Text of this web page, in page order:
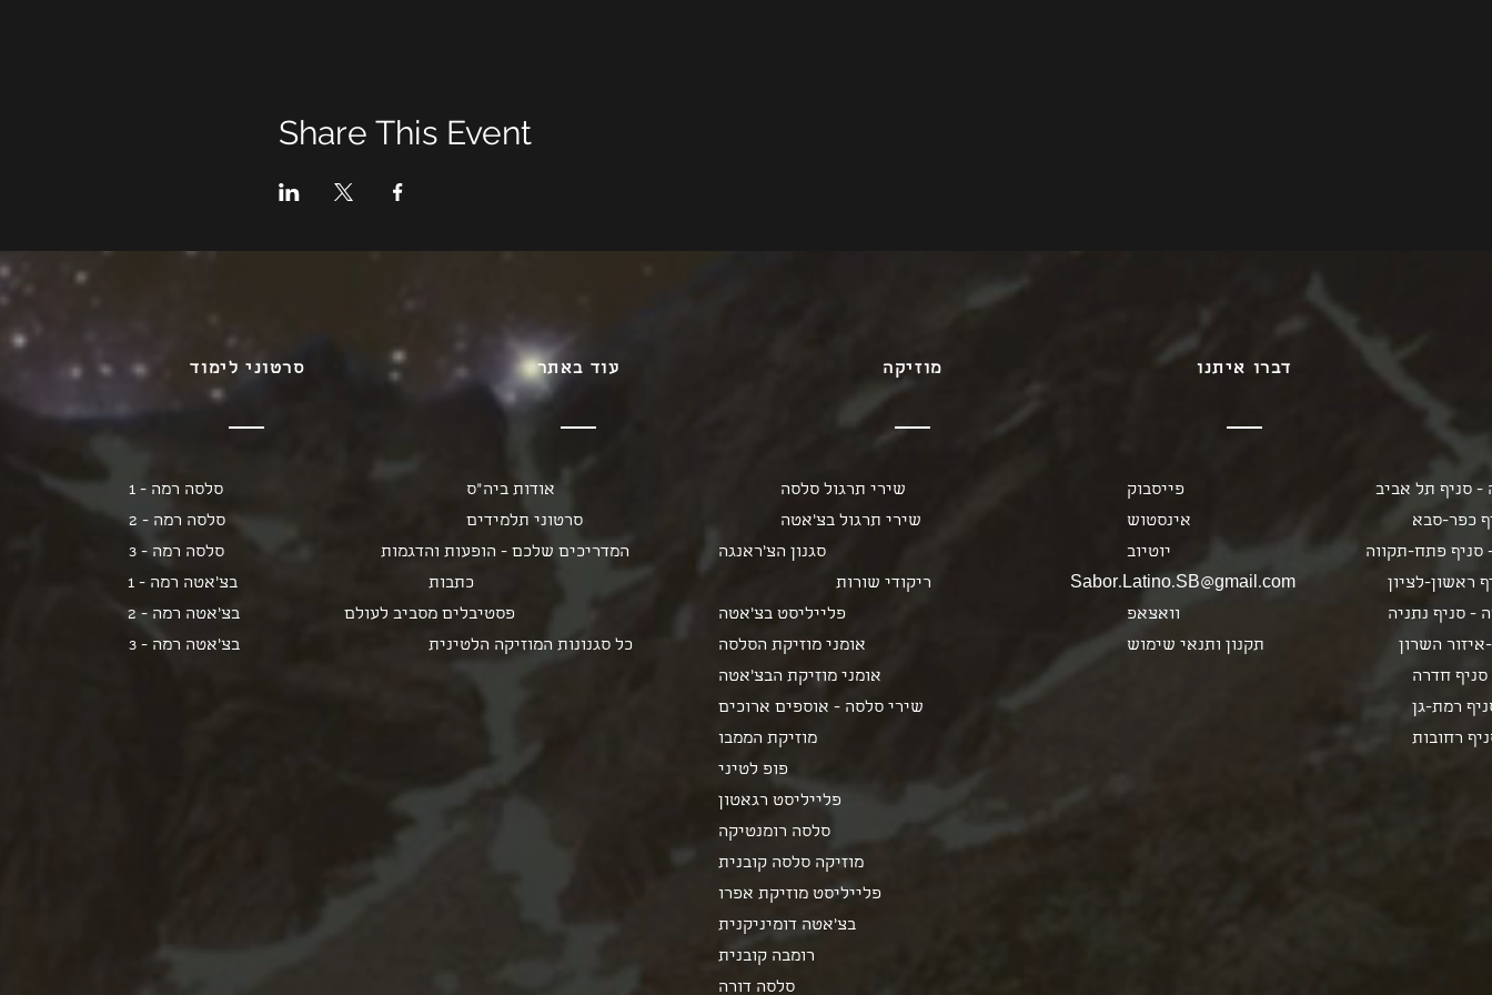
Share This Event
סרטוני לימוד
סלסה רמה - 1
סלסה רמה - 2
סלסה רמה - 3
בצ'אטה רמה - 1
בצ'אטה רמה - 2
בצ'אטה רמה - 3
עוד באתר
אודות ביה"ס
סרטוני תלמידים
המדריכים שלכם - הופעות והדגמות
כתבות
פסטיבלים מסביב לעולם
כל סגנונות המוזיקה הלטינית
מוזיקה
שירי תרגול סלסה
שירי תרגול בצ'אטה
ריקודי שורות
פלייליסט בצ'אטה
אומני מוזיקת הסלסה
אומני מוזיקת הבצ'אטה
שירי סלסה - אוספים ארוכים
מוזיקת הממבו
דברו איתנו
פייסבוק
אינסטוש
יוטיוב
Sabor.Latino.SB@gmail.com
וואצאפ
תקנון ותנאי שימוש
- סניף תל אביב
כפר-סבא
סניף פתח-תקווה
ראשון-לציון
- סניף נתניה
השרון
חדרה
רמת-גן
רחובות
פופ לטיני
פלייליסט רגאטון
סלסה רומנטיקה
מוזיקה סלסה קובנית
פלייליסט מוזיקת אפרו
בצ'אטה דומיניקנית
רומבה קובנית
סלסה דורה